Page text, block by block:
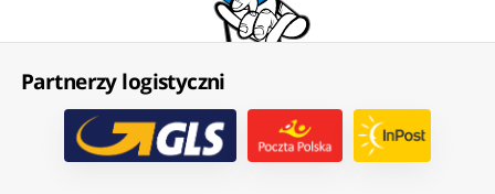
Partnerzy logistyczni